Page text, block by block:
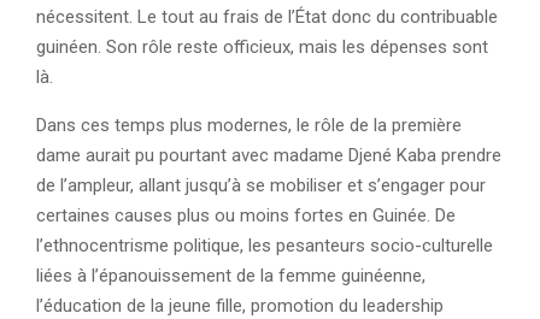
nécessitent. Le tout au frais de l’État donc du contribuable
guinéen. Son rôle reste officieux, mais les dépenses sont
là.
Dans ces temps plus modernes, le rôle de la première
dame aurait pu pourtant avec madame Djené Kaba prendre
de l’ampleur, allant jusqu’à se mobiliser et s’engager pour
certaines causes plus ou moins fortes en Guinée. De
l’ethnocentrisme politique, les pesanteurs socio-culturelle
liées à l’épanouissement de la femme guinéenne,
l’éducation de la jeune fille, promotion du leadership